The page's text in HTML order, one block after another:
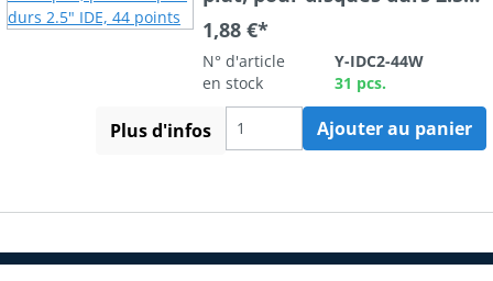
IDE, 44 points
1,88 €*
N° d'article
Y-IDC2-44W
en stock
31 pcs.
Plus d'infos Ajouter au panier